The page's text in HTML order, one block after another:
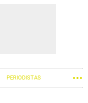
PERIODISTAS